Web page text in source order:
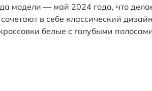
модели — май 2024 года, что
в себе классический
белые с голубыми